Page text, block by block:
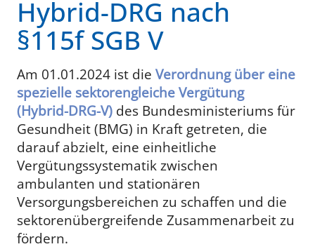
Hybrid-DRG nach
§115f SGB V
Am 01.01.2024 ist die Verordnung über eine
spezielle sektorengleiche Vergütung
(Hybrid-DRG-V) des Bundesministeriums für
Gesundheit (BMG) in Kraft getreten, die
darauf abzielt, eine einheitliche
Vergütungssystematik zwischen
ambulanten und stationären
Versorgungsbereichen zu schaffen und die
sektorenübergreifende Zusammenarbeit zu
fördern.